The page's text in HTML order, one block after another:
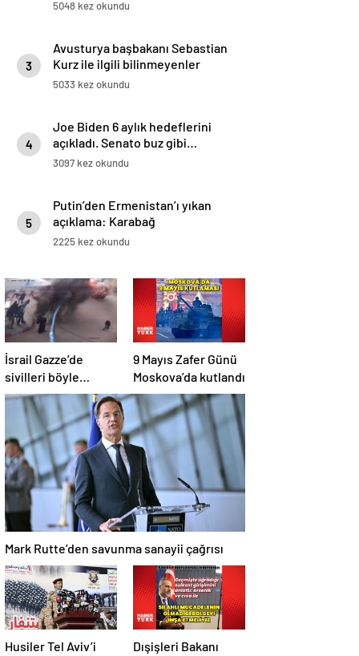
3
Kurz ile ilgili bilinmeyenler
5033 kez okundu
4
açıkladı. Senato buz gibi…
3097 kez okundu
5
açıklama: Karabağ
Azerbaycan’ın ayrılmaz bir
parçasıdır!
2225 kez okundu
İsrail Gazze’de
sivilleri böyle
vurdu… En az 80
kişi hayatını
kaybetti
9 Mayıs Zafer Günü
Moskova’da kutlandı
Mark Rutte’den savunma sanayii çağrısı
Husiler Tel Aviv’i
hedef aldıklarını
Dışişleri Bakanı
Hakan Fidan’dan